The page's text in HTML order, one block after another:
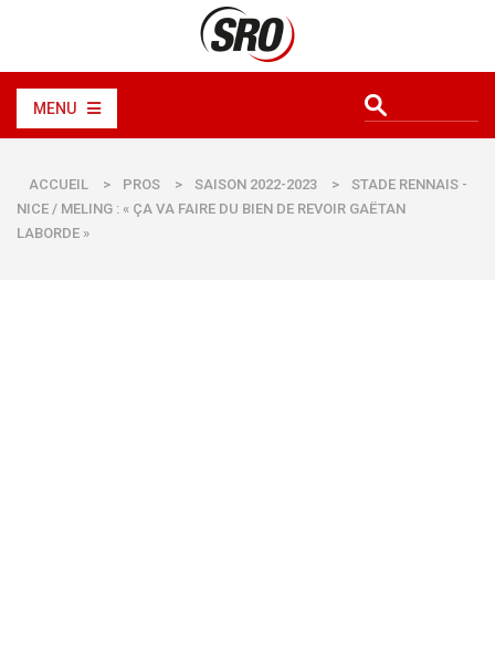
MENU
ACCUEIL > PROS > SAISON 2022-2023 >
STADE RENNAIS -
NICE / MELING : « ÇA VA FAIRE DU BIEN DE REVOIR GAËTAN
LABORDE »